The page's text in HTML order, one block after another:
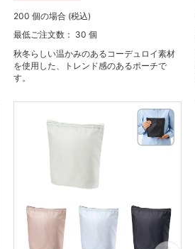
200 個の場合 (税込)
最低ご注文数： 30 個
秋冬らしい温かみのあるコーデュロイ素材
を使用した、トレンド感のあるポーチで
す。